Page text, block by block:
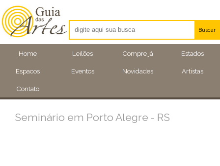
Home Leilões Compre já Estados
Espacos Eventos Novidades Artistas
Contato
Buscar
Artistas
Eventos
Seminário em Porto Alegre - RS